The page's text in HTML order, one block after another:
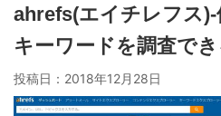
ahrefs(エイチレフス)-
キーワードを調査で
投稿日： 2018年12月28日